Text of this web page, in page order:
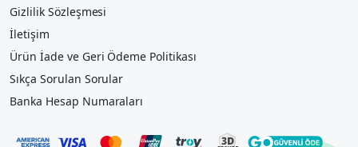
Gizlilik Sözleşmesi
İletişim
Ürün İade ve Geri Ödeme Politikası
Sıkça Sorulan Sorular
Banka Hesap Numaraları